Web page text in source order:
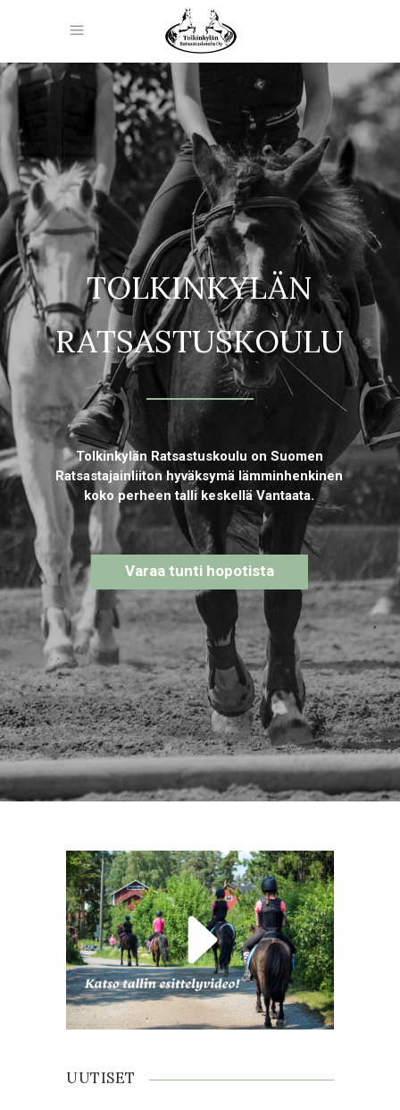
Tolkinkylän Ratsastuskoulu on Suomen
Ratsastajainliiton hyväksymä lämminhenkinen
koko perheen talli keskellä Vantaata.
TOLKINKYLÄN
RATSASTUSKOULU
Varaa tunti hopotista
UUTISET